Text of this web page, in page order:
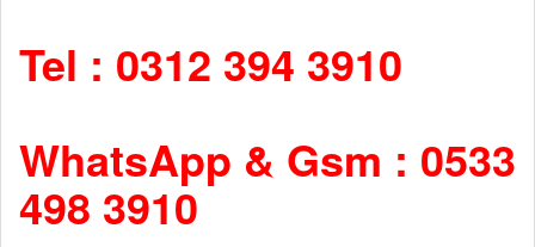
Tel : 0312 394 3910
WhatsApp & Gsm : 0533
498 3910